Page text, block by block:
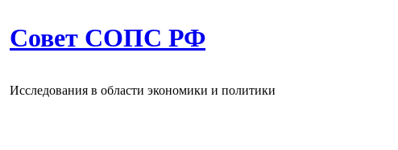
Совет СОПС РФ
Исследования в области экономики и политики